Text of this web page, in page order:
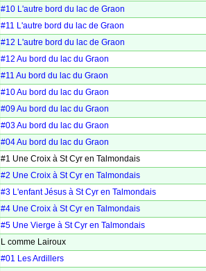
#10 L'autre bord du lac de Graon
#11 L'autre bord du lac de Graon
#12 L'autre bord du lac de Graon
#12 Au bord du lac du Graon
#11 Au bord du lac du Graon
#10 Au bord du lac du Graon
#09 Au bord du lac du Graon
#03 Au bord du lac du Graon
#04 Au bord du lac du Graon
#1 Une Croix à St Cyr en Talmondais
#2 Une Croix à St Cyr en Talmondais
#3 L'enfant Jésus à St Cyr en Talmondais
#4 Une Croix à St Cyr en Talmondais
#5 Une Vierge à St Cyr en Talmondais
L comme Lairoux
#01 Les Ardillers